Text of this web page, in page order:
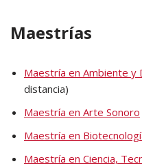
Maestrías
Maestría en Ambiente y
distancia)
Maestría en Arte Sonoro
Maestría en
Maestría en Ciencia,